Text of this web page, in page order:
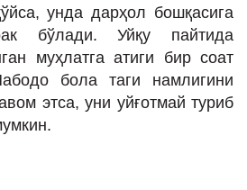
унда дарҳол бошқасига
бўлади. Уйқу пайтида
муҳлатга атиги бир соат
бола таги намлигини
этса, уни уйғотмай туриб